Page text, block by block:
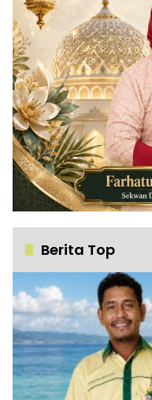
Berita Top